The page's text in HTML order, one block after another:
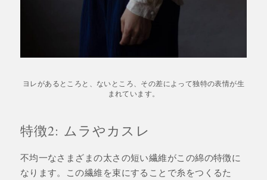
ヨレがあるところと、ないところ、その差によって独特の表情が生
まれています。
特徴2: ムラやカスレ
不均一なさまざまの太さの短い繊維がこの綿の特徴に
なります。この繊維を束にすることで糸をつくるた